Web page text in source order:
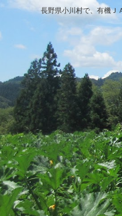
長野県小川村で、有機Ｊ